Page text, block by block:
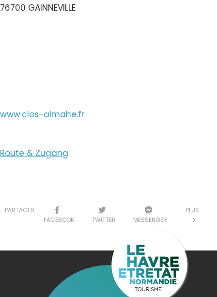
76700 GAINNEVILLE
www.clos-almahe.fr
Route & Zugang
PARTAGER:
FACEBOOK
TWITTER MESSENGER
PLUS